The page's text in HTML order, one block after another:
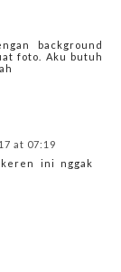
background
foto. Aku butuh
at 07:19
ini nggak